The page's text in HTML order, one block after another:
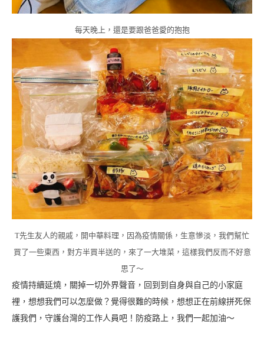
每天晚上，還是要跟爸爸愛的抱抱
T先生友人的親戚，開中華料理，因為疫情關係，生意慘淡，我們幫忙
買了一些東西，對方半買半送的，來了一大堆菜，這樣我們反而不好意
思了～
疫情持續延燒，關掉一切外界聲音，回到到自身與自己的小家庭
裡，想想我們可以怎麼做？覺得很難的時候，想想正在前線拼死保
護我們，守護台灣的工作人員吧！防疫路上，我們一起加油～